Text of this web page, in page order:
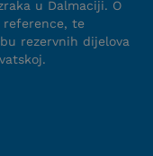
u Dalmaciji. O
reference, te
rezervnih dijelova